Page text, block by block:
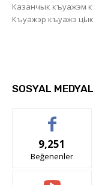
Казанчык къуажэм
Къуажэр къуажэ
SOSYAL
9,251
Beğenenler